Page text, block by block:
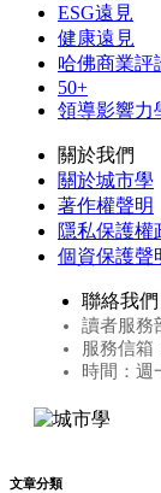
ESG遠見
健康遠見
哈佛商業評
50+
領導影響力
關於我們
關於城市學
著作權聲明
隱私保護權
個資保護聲
聯絡我們
讀者服務
服務信箱
時間：週
文章分類